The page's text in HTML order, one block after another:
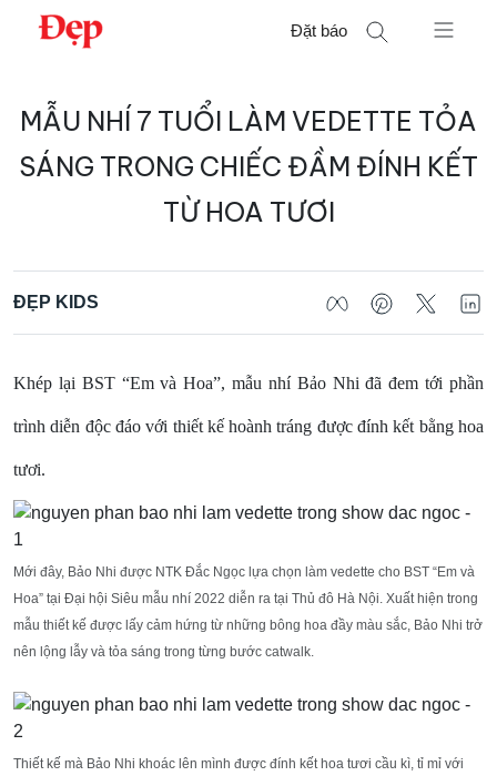
Chuyển
Đặt báo
kiếm
MẪU NHÍ 7 TUỔI LÀM VEDETTE TỎA
SÁNG TRONG CHIẾC ĐẦM ĐÍNH KẾT
TỪ HOA TƯƠI
ĐẸP KIDS
Khép lại BST “Em và Hoa”, mẫu nhí Bảo Nhi đã đem tới phần
trình diễn độc đáo với thiết kế hoành tráng được đính kết bằng hoa
tươi.
Mới đây, Bảo Nhi được NTK Đắc Ngọc lựa chọn làm vedette cho BST “Em và
Hoa” tại Đại hội Siêu mẫu nhí 2022 diễn ra tại Thủ đô Hà Nội. Xuất hiện trong
mẫu thiết kế được lấy cảm hứng từ những bông hoa đầy màu sắc, Bảo Nhi trở
nên lộng lẫy và tỏa sáng trong từng bước catwalk.
Thiết kế mà Bảo Nhi khoác lên mình được đính kết hoa tươi cầu kì, tỉ mỉ với